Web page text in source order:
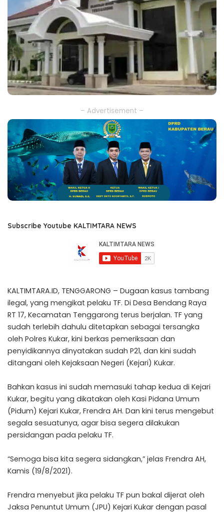
– Advertisement –
Subscribe Youtube KALTIMTARA NEWS
KALTIMTARA.ID, TENGGARONG – Dugaan kasus tambang
ilegal, yang mengikat pelaku TF. Di Desa Bendang Raya
RT 17, Kecamatan Tenggarong terus berjalan. TF yang
sudah terlebih dahulu ditetapkan sebagai tersangka
oleh Polres Kukar, kini berkas pemeriksaan dan
penyidikannya dinyatakan sudah P21, dan kini sudah
ditangani oleh Kejaksaan Negeri (Kejari) Kukar.
Bahkan kasus ini sudah memasuki tahap kedua di Kejari
Kukar, begitu yang dikatakan oleh Kasi Pidana Umum
(Pidum) Kejari Kukar, Frendra AH. Dan kini terus mengebut
segala sesuatunya, agar bisa segera dilakukan
persidangan pada pelaku TF.
“Semoga bisa kita segera sidangkan,” jelas Frendra AH,
Kamis (19/8/2021).
Frendra menyebut jika pelaku TF pun bakal dijerat oleh
Jaksa Penuntut Umum (JPU) Kejari Kukar dengan pasal